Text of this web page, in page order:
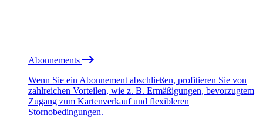
Abonnements
Wenn Sie ein Abonnement abschließen, profitieren Sie von
zahlreichen Vorteilen, wie z. B. Ermäßigungen, bevorzugtem
Zugang zum Kartenverkauf und flexibleren
Stornobedingungen.